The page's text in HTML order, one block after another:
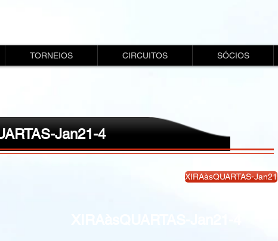
TORNEIOS CIRCUITOS SÓCIOS
XIRAàsQUARTAS-Jan21
Jan21-4